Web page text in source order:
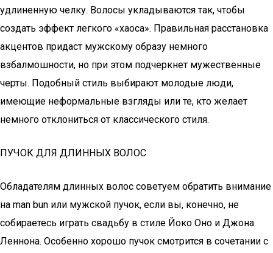
удлиненную челку. Волосы укладываются так, чтобы
создать эффект легкого «хаоса». Правильная расстановка
акцентов придаст мужскому образу немного
взбалмошности, но при этом подчеркнет мужественные
черты. Подобный стиль выбирают молодые люди,
имеющие неформальные взгляды или те, кто желает
немного отклониться от классического стиля.
ПУЧОК ДЛЯ ДЛИННЫХ ВОЛОС
Обладателям длинных волос советуем обратить внимание
на man bun или мужской пучок, если вы, конечно, не
собираетесь играть свадьбу в стиле Йоко Оно и Джона
Леннона. Особенно хорошо пучок смотрится в сочетании с